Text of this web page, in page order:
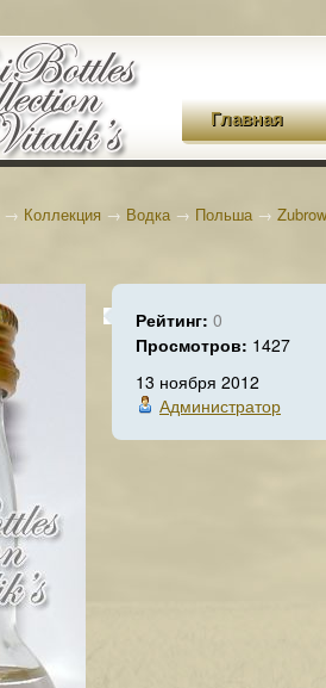
Главная
→ Коллекция → Водка→ Польша→
Рейтинг: 0
Просмотров: 1427
13 ноября 2012
Администратор